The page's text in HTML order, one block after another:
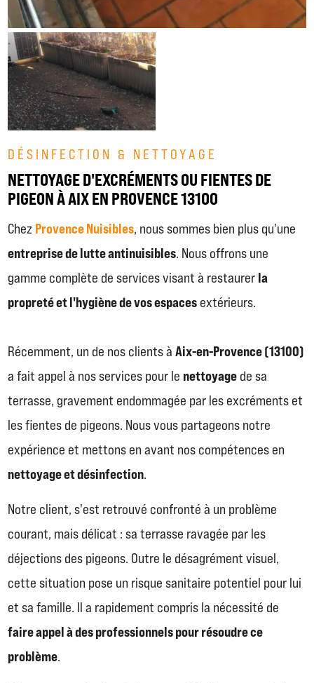
DÉSINFECTION & NETTOYAGE
NETTOYAGE D'EXCRÉMENTS OU FIENTES DE
PIGEON À AIX EN PROVENCE 13100
Chez Provence Nuisibles, nous sommes bien plus qu'une
entreprise de lutte antinuisibles. Nous offrons une
gamme complète de services visant à restaurer la
propreté et l'hygiène de vos espaces extérieurs.
Récemment, un de nos clients àAix-en-Provence (13100)
a fait appel à nos services pour le nettoyage de sa
terrasse, gravement endommagée par les excréments et
les fientes de pigeons. Nous vous partageons notre
expérience et mettons en avant nos compétences en
nettoyage et désinfection.
Notre client, s'est retrouvé confronté à un problème
courant, mais délicat : sa terrasse ravagée par les
déjections des pigeons. Outre le désagrément visuel,
cette situation pose un risque sanitaire potentiel pour lui
et sa famille. Il a rapidement compris la nécessité de
faire appel à des professionnels pour résoudre ce
problème.